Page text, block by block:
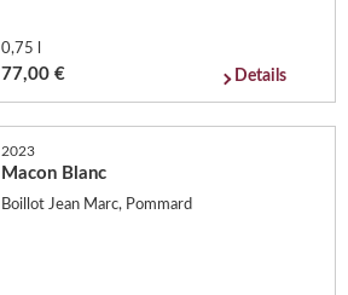
0,75 l
77,00 € Details
2023
Macon Blanc
Boillot Jean Marc, Pommard